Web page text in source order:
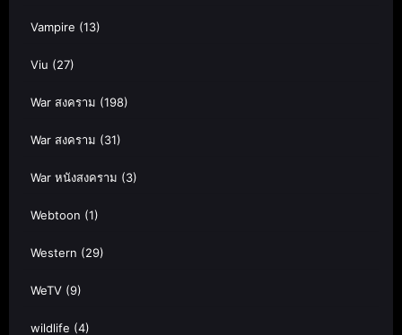
Vampire (13)
Viu (27)
War สงคราม (198)
War สงคราม (31)
War หนังสงคราม (3)
Webtoon (1)
Western (29)
WeTV (9)
wildlife (4)